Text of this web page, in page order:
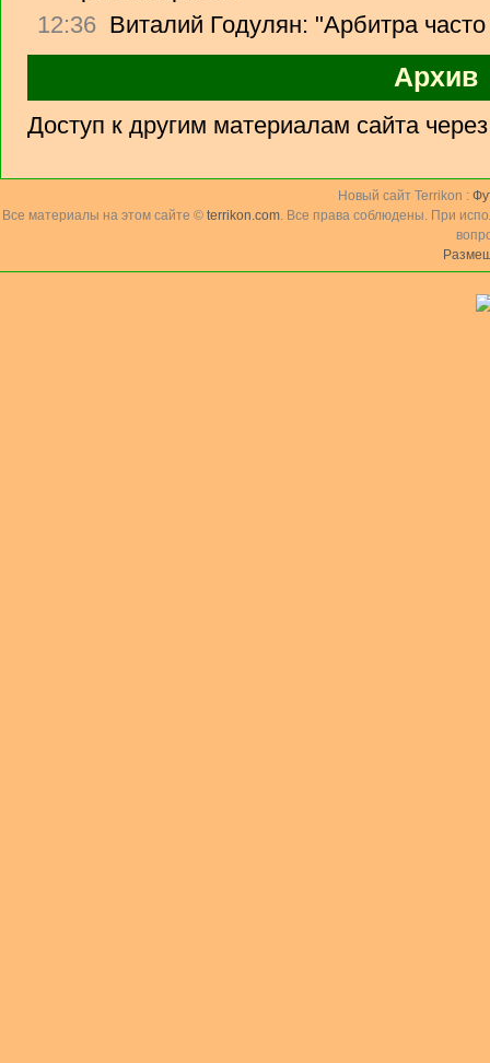
12:36 Виталий Годулян: "Арбитра
Архив
Доступ к другим материалам сайта
Новый сайт Terrikon :
Все материалы на этом сайте © terrikon.com. Все права соблюдены. При